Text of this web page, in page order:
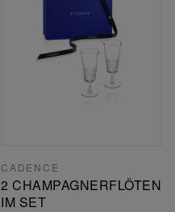
CADENCE
2 CHAMPAGNERFLÖTEN
IM SET